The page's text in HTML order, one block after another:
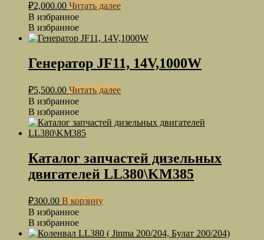
₽2,000.00 Читать далее
В избранное
В избранное
Генератор JF11, 14V,1000W
₽5,500.00 Читать далее
В избранное
В избранное
Каталог запчастей дизельных
двигателей LL380\KM385
₽300.00 В корзину
В избранное
В избранное